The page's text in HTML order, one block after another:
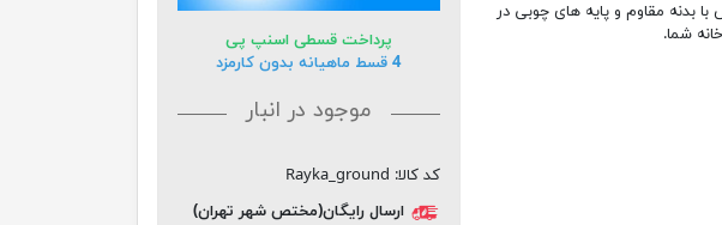
با بدنه مقاوم و پایه های چوبی در
شما.
پرداخت قسطی اسنپ پی
4 قسط ماهیانه بدون کارمزد
موجود در انبار
کد کالا: Rayka_ground
ارسال رایگان(مختص شهر تهران)